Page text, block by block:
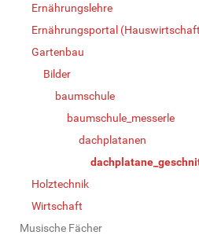
Ernährungslehre
Ernährungsportal
Gartenbau
Bilder
baumschule
baumschule_messerle
dachplatanen
Holztechnik
Wirtschaft
Musische Fächer